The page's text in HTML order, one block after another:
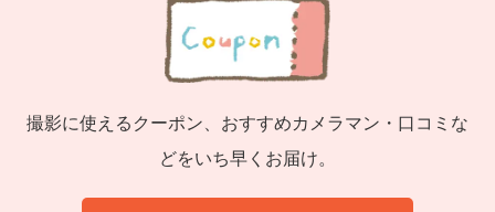
撮影に使えるクーポン、おすすめカメラマン・口コミな
どをいち早くお届け。